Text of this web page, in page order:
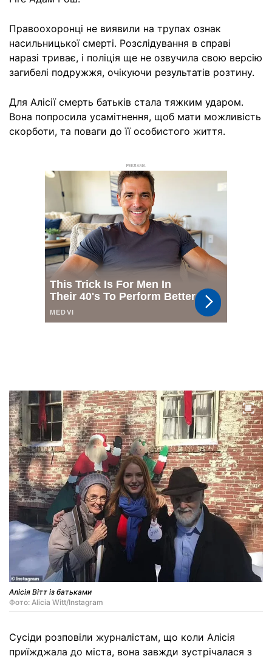
Правоохоронці не виявили на трупах ознак
насильницької смерті. Розслідування в справі
наразі триває, і поліція ще не озвучила свою версію
загибелі подружжя, очікуючи результатів розтину.
Для Алісії смерть батьків стала тяжким ударом.
Вона попросила усамітнення, щоб мати можливість
скорботи, та поваги до її особистого життя.
РЕКЛАМА
Алісія Вітт із батьками
Фото: Alicia Witt/Instagram
Сусіди розповіли журналістам, що коли Алісія
приїжджала до міста, вона завжди зустрічалася з